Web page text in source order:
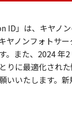
ID」は、キヤノ
ヤノンフォトサ
。また、2024 年
りに最適化され
いいたします。